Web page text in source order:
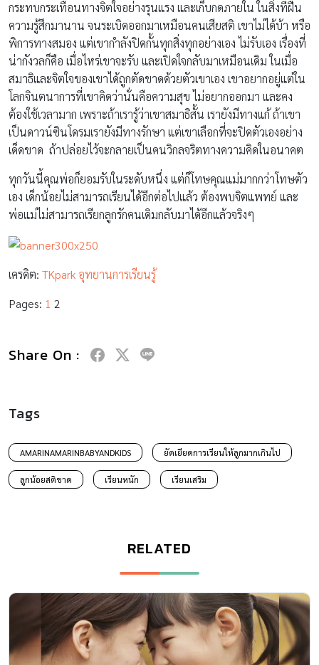
กระทบกระเทือนทางจิตใจอย่างรุนแรง และเก็บกดภายใน ในสิ่งที่ฝืน
ความรู้สึกมานาน จนระเบิดออกมาเหมือนคนเสียสติ เขาไม่ได้บ้า หรือ
พิการทางสมอง แต่เขากำลังปิดกั้นทุกสิ่งทุกอย่างเอง ไม่รับเอง เรื่องที่
น่ากังวลก็คือ เมื่อไหร่เขาจะรับ และเปิดใจกลับมาเหมือนเดิม ในเมื่อ
สมาธิและจิตใจของเขาได้ถูกตัดขาดด้วยตัวเขาเอง เขาอยากอยู่แต่ใน
โลกจินตนาการที่เขาคิดว่านั่นคือความสุข ไม่อยากออกมา และคง
ต้องใช้เวลามาก เพราะถ้าเรารู้ว่าเขาสมาธิสั้น เรายังมีทางแก้ ถ้าเขา
เป็นดาวน์ซินโดรมเรายังมีทางรักษา แต่เขาเลือกที่จะปิดตัวเองอย่าง
เด็ดขาด ถ้าปล่อยไว้จะกลายเป็นคนวิกลจริตทางความคิดในอนาคต
ทุกวันนี้คุณพ่อก็ยอมรับในระดับหนึ่ง แต่ก็โทษคุณแม่มากกว่าโทษตัว
เอง เด็กน้อยไม่สามารถเรียนได้อีกต่อไปแล้ว ต้องพบจิตแพทย์ และ
พ่อแม่ไม่สามารถเรียกลูกรักคนเดิมกลับมาได้อีกแล้วจริงๆ
เครดิต: TKpark อุทยานการเรียนรู้
Pages: 1 2
Share On :
Tags
AMARINAMARINBABYANDKIDS ยัดเยียดการเรียนให้ลูกมากเกินไป
ลูกน้อยสติขาด เรียนหนัก เรียนเสริม
RELATED